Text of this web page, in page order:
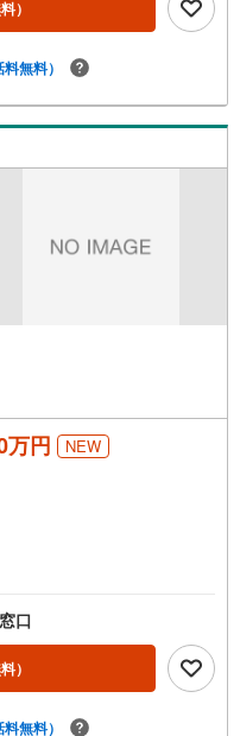
）
料無料）
万円 NEW
口
）
料無料）